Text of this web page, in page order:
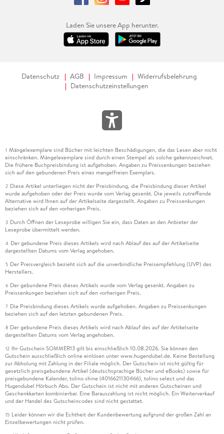
Laden Sie unsere App herunter.
Datenschutz AGB Impressum
Widerrufsbelehrung
Datenschutzeinstellungen
1 Mängelexemplare sind Bücher mit leichten Beschädigungen, die das Lesen aber nicht
einschränken. Mängelexemplare sind durch einen Stempel als solche gekennzeichnet.
Die frühere Buchpreisbindung ist aufgehoben. Angaben zu Preissenkungen beziehen
sich auf den gebundenen Preis eines mangelfreien Exemplars.
2 Diese Artikel unterliegen nicht der Preisbindung, die Preisbindung dieser Artikel
wurde aufgehoben oder der Preis wurde vom Verlag gesenkt. Die jeweils zutreffende
Alternative wird Ihnen auf der Artikelseite dargestellt. Angaben zu Preissenkungen
beziehen sich auf den vorherigen Preis.
3 Durch Öffnen der Leseprobe willigen Sie ein, dass Daten an den Anbieter der
Leseprobe übermittelt werden.
4 Der gebundene Preis dieses Artikels wird nach Ablauf des auf der Artikelseite
dargestellten Datums vom Verlag angehoben.
5 Der Preisvergleich bezieht sich auf die unverbindliche Preisempfehlung (UVP) des
Herstellers.
6 Der gebundene Preis dieses Artikels wurde vom Verlag gesenkt. Angaben zu
Preissenkungen beziehen sich auf den vorherigen Preis.
7 Die Preisbindung dieses Artikels wurde aufgehoben. Angaben zu Preissenkungen
beziehen sich auf den letzten gebundenen Preis.
8 Der gebundene Preis dieses Artikels wird nach Ablauf des auf der Artikelseite
dargestellten Datums vom Verlag angehoben.
12 Ihr Gutschein SOMMER13 gilt bis einschließlich 10.08.2026. Sie können den
Gutschein ausschließlich online einlösen unter www.hugendubel.de. Keine Bestellung
zur Abholung mit Zahlung in der Filiale möglich. Der Gutschein ist nicht gültig für
gesetzlich preisgebundene Artikel (deutschsprachige Bücher und eBooks) sowie für
preisgebundene Kalender, tolino shine (4016621130466), tolino select und das
Hugendubel Hörbuch Abo. Der Gutschein ist nicht mit anderen Gutscheinen und
Geschenkkarten kombinierbar. Eine Barauszahlung ist nicht möglich. Ein Weiterverkauf
und der Handel des Gutscheincodes sind nicht gestattet.
15 Leider können wir die Echtheit der Kundenbewertung aufgrund der großen Zahl an
Einzelbewertungen nicht prüfen.